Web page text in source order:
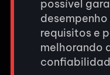
possível
requisitos e
melhorando